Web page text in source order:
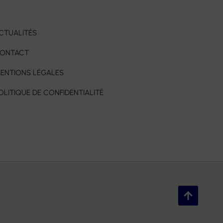
LÉGALES
DE CONFIDENTIALITÉ